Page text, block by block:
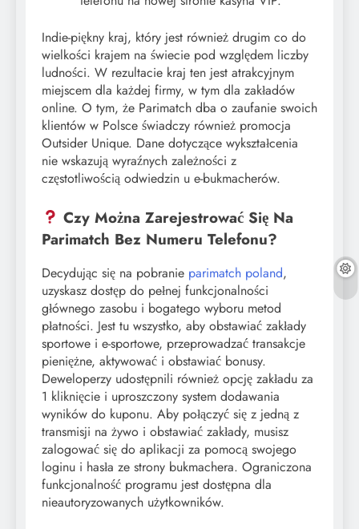
Indie-piękny kraj, który jest również drugim co do
wielkości krajem na świecie pod względem liczby
ludności. W rezultacie kraj ten jest atrakcyjnym
miejscem dla każdej firmy, w tym dla zakładów
online. O tym, że Parimatch dba o zaufanie swoich
klientów w Polsce świadczy również promocja
Outsider Unique. Dane dotyczące wykształcenia
nie wskazują wyraźnych zależności z
częstotliwością odwiedzin u e-bukmacherów.
Czy Można Zarejestrować Się Na
Parimatch Bez Numeru Telefonu?
Decydując się na pobranie parimatch poland,
uzyskasz dostęp do pełnej funkcjonalności
głównego zasobu i bogatego wyboru metod
płatności. Jest tu wszystko, aby obstawiać zakłady
sportowe i e-sportowe, przeprowadzać transakcje
pieniężne, aktywować i obstawiać bonusy.
Deweloperzy udostępnili również opcję zakładu za
1 kliknięcie i uproszczony system dodawania
wyników do kuponu. Aby połączyć się z jedną z
transmisji na żywo i obstawiać zakłady, musisz
zalogować się do aplikacji za pomocą swojego
loginu i hasła ze strony bukmachera. Ograniczona
funkcjonalność programu jest dostępna dla
nieautoryzowanych użytkowników.